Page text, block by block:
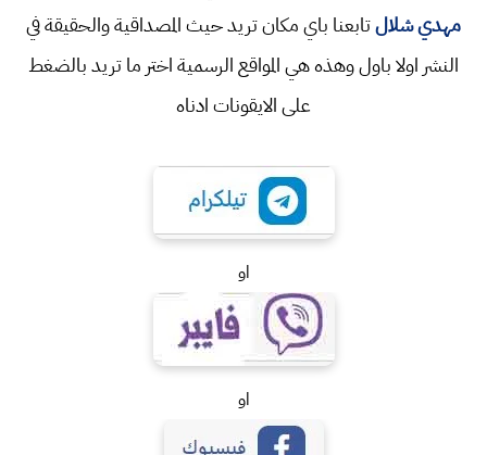
مهدي شلالتابعنا باي مكان تريد حيث المصداقية والحقيقة في
النشر اولا باول وهذه هي المواقع الرسمية اختر ما تريد بالضغط
على الايقونات ادناه
او
او